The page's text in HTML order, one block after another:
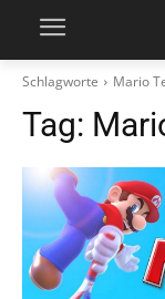
Schlagworte Mario
Tag: